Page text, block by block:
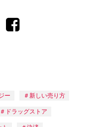
ー 新しい売り方
ドラッグストア